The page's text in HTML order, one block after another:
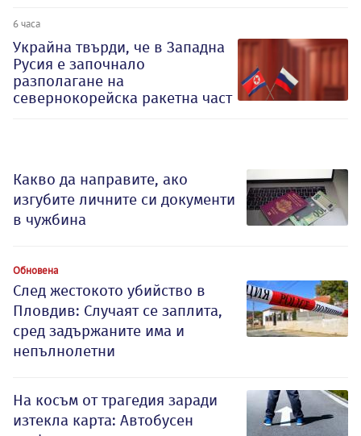
6 часа
Украйна твърди, че в Западна
Русия е започнало
разполагане на
севернокорейска ракетна част
Какво да направите, ако
изгубите личните си документи
в чужбина
Обновена
След жестокото убийство в
Пловдив: Случаят се заплита,
сред задържаните има и
непълнолетни
На косъм от трагедия заради
изтекла карта: Автобусен